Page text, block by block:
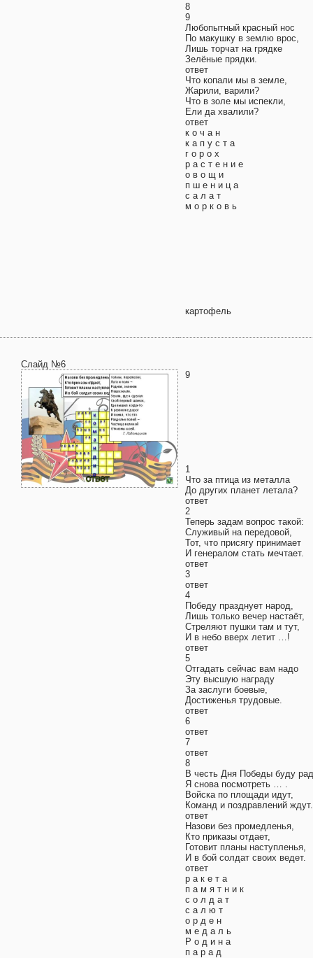
8
9
Любопытный красный нос
По макушку в землю врос,
Лишь торчат на грядке
Зелёные прядки.
ответ
Что копали мы в земле,
Жарили, варили?
Что в золе мы испекли,
Ели да хвалили?
ответ
к о ч а н
к а п у с т а
г о р о х
р а с т е н и е
о в о щ и
п ш е н и ц а
с а л а т
м о р к о в ь
картофель
Слайд №6
9
1
Что за птица из металла
До других планет летала?
ответ
2
Теперь задам вопрос такой:
Служивый на передовой,
Тот, что присягу принимает
И генералом стать мечтает.
ответ
3
ответ
4
Победу празднует народ,
Лишь только вечер настаёт,
Стреляют пушки там и тут,
И в небо вверх летит …!
ответ
5
Отгадать сейчас вам надо
Эту высшую награду
За заслуги боевые,
Достиженья трудовые.
ответ
6
ответ
7
ответ
8
В честь Дня Победы буду рад
Я снова посмотреть … .
Войска по площади идут,
Команд и поздравлений ждут.
ответ
Назови без промедленья,
Кто приказы отдает,
Готовит планы наступленья,
И в бой солдат своих ведет.
ответ
р а к е т а
п а м я т н и к
с о л д а т
с а л ю т
о р д е н
м е д а л ь
Р о д и н а
п а р а д